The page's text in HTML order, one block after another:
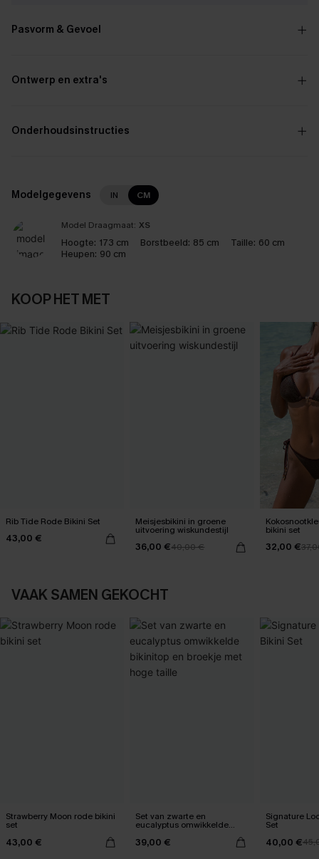
Pasvorm & Gevoel
Ontwerp en extra's
Onderhoudsinstructies
Modelgegevens IN CM
Model Draagmaat: XS
Hoogte: 173 cm Borstbeeld: 85 cm Taille: 60 cm
Heupen: 90 cm
KOOP HET MET
Rib Tide Rode Bikini Set
43,00 €
Meisjesbikini in groene
uitvoering wiskundestijl
36,00 €40,00 €
bikini set
32,00 €
VAAK SAMEN GEKOCHT
Strawberry Moon rode bikini
set
43,00 €
Set van zwarte en
eucalyptus omwikkelde
hoge taille
39,00 €
Signature
Set
40,00 €